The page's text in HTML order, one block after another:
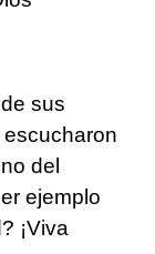
sus
del
ejemplo
¡Viva